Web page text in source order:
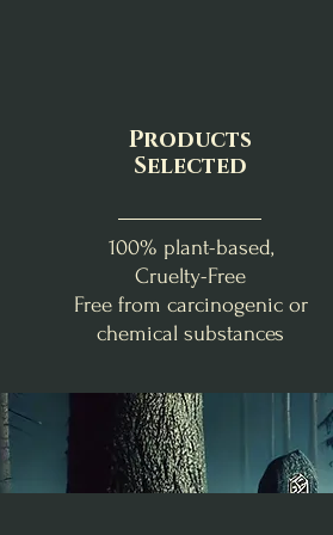
La Box de Lughnasadh
Price
€46.00
Fondants d'Intention
Apaisement
Price
€9.00
Bombe d'encens
Élévation
Price
€1.40
Products
Selected
100% plant-based,
Cruelty-Free
Free from carcinogenic or
chemical substances